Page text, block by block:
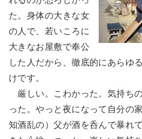
た。身体の大きな女
の人で、若いころに
大きなお屋敷で奉公
した人だから、徹底的にあらゆ
けです。
厳しい。こわかった。気持ち
った。やっと夜になって自分の
知酒乱の）父が酒を呑んで暴れ